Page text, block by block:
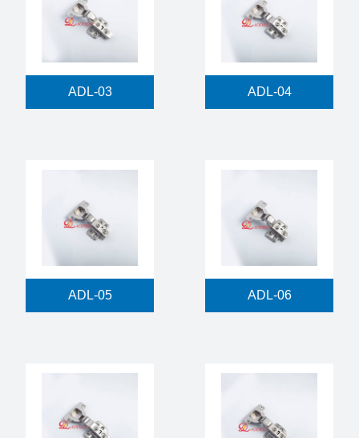
ADL-03 ADL-04
ADL-05 ADL-06